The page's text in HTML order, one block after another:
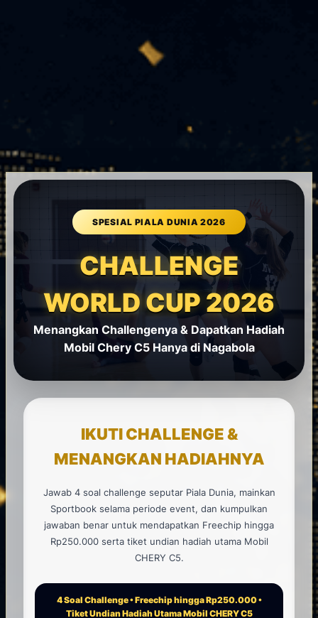
CHALLENGE
WORLD CUP 2026
Menangkan Challengenya & Dapatkan Hadiah
Mobil Chery C5 Hanya di Nagabola
IKUTI CHALLENGE &
MENANGKAN HADIAHNYA
Jawab 4 soal challenge seputar Piala Dunia, mainkan
Sportbook selama periode event, dan kumpulkan
jawaban benar untuk mendapatkan Freechip hingga
Rp250.000 serta tiket undian hadiah utama Mobil
CHERY C5.
4 Soal Challenge • Freechip hingga Rp250.000 •
Tiket Undian Hadiah Utama Mobil CHERY C5